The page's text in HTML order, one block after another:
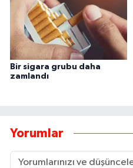
Bir sigara grubu daha
zamlandı
Yorumlar